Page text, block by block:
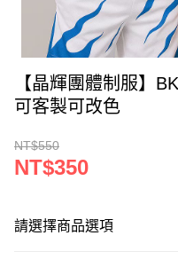
【晶輝團體制服】
可客製可改色
NT$550
NT$350
請選擇商品選項